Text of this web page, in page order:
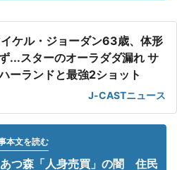
ケル・ジョーダン63歳、体形
...スターのオーラダダ漏れ サ
ーランドと最強2ショット
J-CASTニュース
本文を読む
つ森「人身売買」の闇 住民